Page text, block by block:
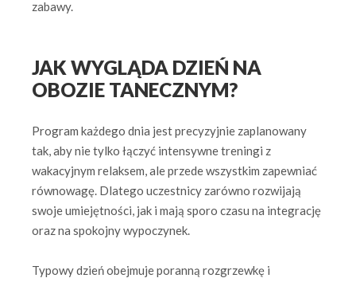
zabawy.
JAK WYGLĄDA DZIEŃ NA
OBOZIE TANECZNYM?
Program każdego dnia jest precyzyjnie zaplanowany
tak, aby nie tylko łączyć intensywne treningi z
wakacyjnym relaksem, ale przede wszystkim zapewniać
równowagę. Dlatego uczestnicy zarówno rozwijają
swoje umiejętności, jak i mają sporo czasu na integrację
oraz na spokojny wypoczynek.
Typowy dzień obejmuje poranną rozgrzewkę i